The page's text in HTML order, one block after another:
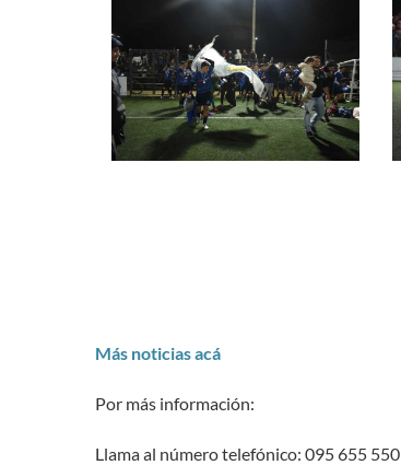
Más noticias acá
Por más información:
Llama al número telefónico: 095 655 550